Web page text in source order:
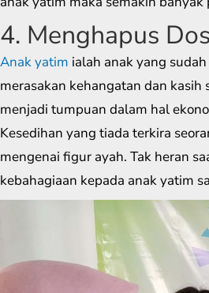
4. Menghapus
Anak yatim ialah anak yang
merasakan kehangatan dan
menjadi tumpuan dalam hal
Kesedihan yang tiada terkira
mengenai figur ayah. Tak heran
kebahagiaan kepada anak yatim